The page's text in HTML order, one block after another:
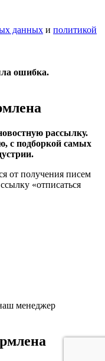
данных и политикой
ошибка.
рассылку.
с подборкой самых
от получения писем
«отписаться
менеджер